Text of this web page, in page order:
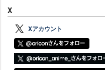
X
Xアカウント